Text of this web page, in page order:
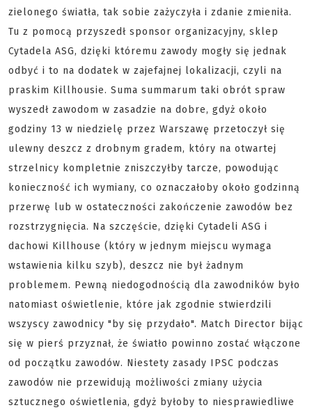
zielonego światła, tak sobie zażyczyła i zdanie zmieniła.
Tu z pomocą przyszedł sponsor organizacyjny, sklep
Cytadela ASG, dzięki któremu zawody mogły się jednak
odbyć i to na dodatek w zajefajnej lokalizacji, czyli na
praskim Killhousie. Suma summarum taki obrót spraw
wyszedł zawodom w zasadzie na dobre, gdyż około
godziny 13 w niedzielę przez Warszawę przetoczył się
ulewny deszcz z drobnym gradem, który na otwartej
strzelnicy kompletnie zniszczyłby tarcze, powodując
konieczność ich wymiany, co oznaczałoby około godzinną
przerwę lub w ostateczności zakończenie zawodów bez
rozstrzygnięcia. Na szczęście, dzięki Cytadeli ASG i
dachowi Killhouse (który w jednym miejscu wymaga
wstawienia kilku szyb), deszcz nie był żadnym
problemem. Pewną niedogodnością dla zawodników było
natomiast oświetlenie, które jak zgodnie stwierdzili
wszyscy zawodnicy "by się przydało". Match Director bijąc
się w pierś przyznał, że światło powinno zostać włączone
od początku zawodów. Niestety zasady IPSC podczas
zawodów nie przewidują możliwości zmiany użycia
sztucznego oświetlenia, gdyż byłoby to niesprawiedliwe